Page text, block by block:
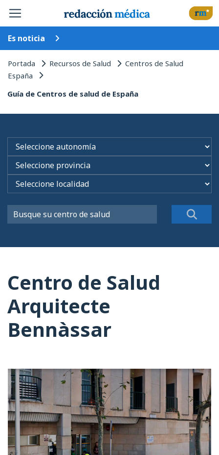
Es noticia
Portada Recursos de Salud Centros de Salud
España
Guía de Centros de salud de España
Centro de Salud
Arquitecte
Bennàssar